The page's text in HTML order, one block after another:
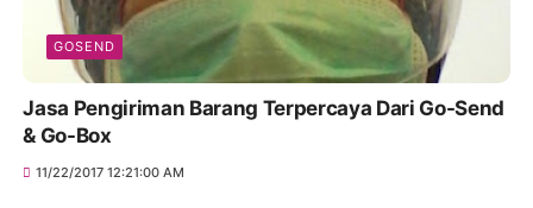
GOSEND
Jasa Pengiriman Barang Terpercaya Dari Go-Send
& Go-Box
11/22/2017 12:21:00 AM